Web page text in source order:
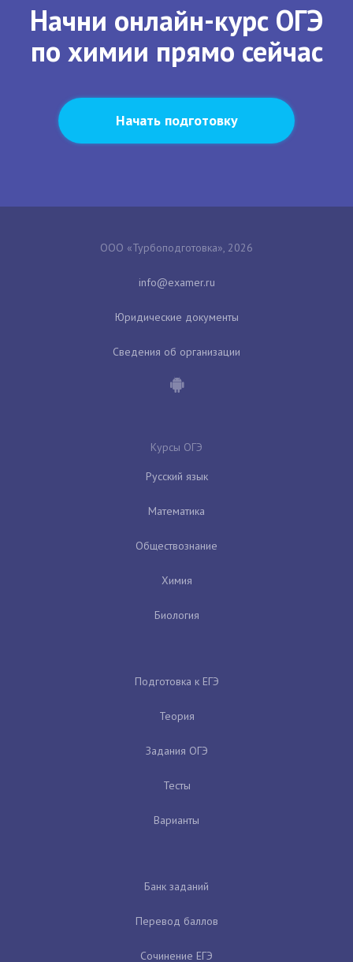
Начни онлайн-курс ОГЭ
по химии прямо сейчас
Начать подготовку
ООО «Турбоподготовка», 2026
Юридические документы
Сведения об организации
Курсы ОГЭ
Русский язык
Математика
Обществознание
Химия
Биология
Подготовка к ЕГЭ
Теория
Задания ОГЭ
Тесты
Варианты
Банк заданий
Перевод баллов
Сочинение ЕГЭ